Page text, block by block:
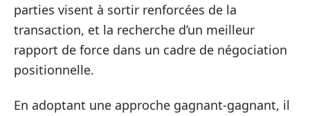
parties visent à sortir renforcées de la
transaction, et la recherche d’un meilleur
rapport de force dans un cadre de négociation
positionnelle.
En adoptant une approche gagnant-gagnant, il